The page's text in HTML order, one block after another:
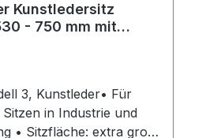
Kunstledersitz
- 750 mm mit
3, Kunstleder• Für
in Industrie und